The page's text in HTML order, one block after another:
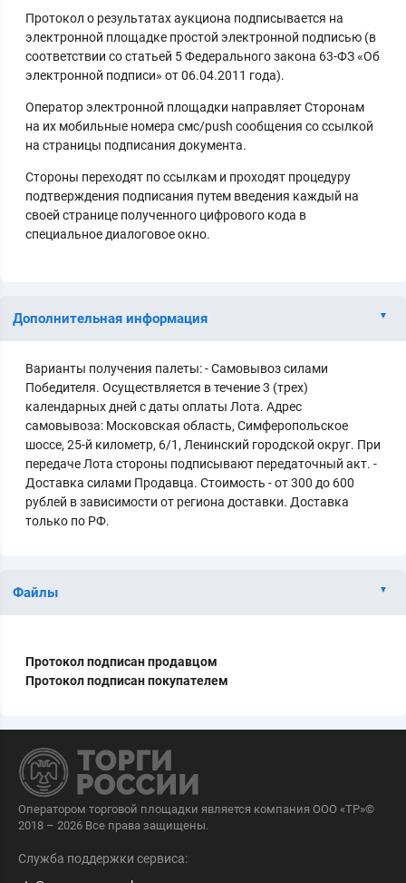
Протокол о результатах аукциона подписывается на
электронной площадке простой электронной подписью (в
соответствии со статьей 5 Федерального закона 63-ФЗ «Об
электронной подписи» от 06.04.2011 года).
Оператор электронной площадки направляет Сторонам
на их мобильные номера смс/push сообщения со ссылкой
на страницы подписания документа.
Стороны переходят по ссылкам и проходят процедуру
подтверждения подписания путем введения каждый на
своей странице полученного цифрового кода в
специальное диалоговое окно.
Дополнительная информация
Варианты получения палеты: - Самовывоз силами
Победителя. Осуществляется в течение 3 (трех)
календарных дней с даты оплаты Лота. Адрес
самовывоза: Московская область, Симферопольское
шоссе, 25-й километр, 6/1, Ленинский городской округ. При
передаче Лота стороны подписывают передаточный акт. -
Доставка силами Продавца. Стоимость - от 300 до 600
рублей в зависимости от региона доставки. Доставка
только по РФ.
Файлы
Протокол подписан продавцом
Протокол подписан покупателем
Оператором торговой площадки является компания ООО «ТР»©
2018 – 2026 Все права защищены.
Служба поддержки сервиса: